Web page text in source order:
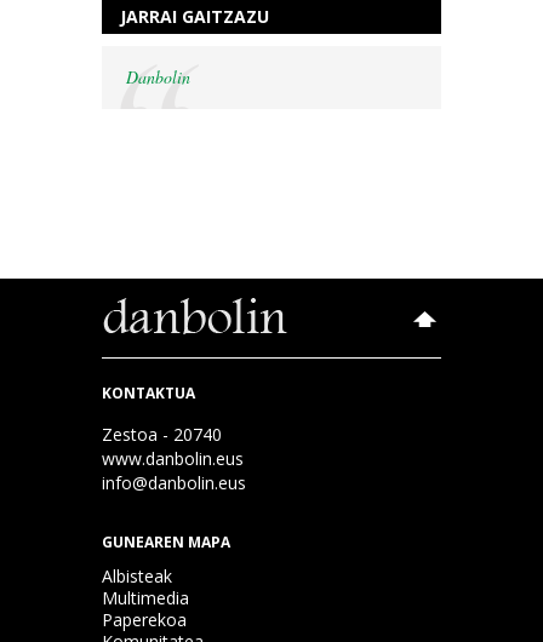
JARRAI GAITZAZU
Danbolin
KONTAKTUA
Zestoa - 20740
www.danbolin.eus
info@danbolin.eus
GUNEAREN MAPA
Albisteak
Multimedia
Paperekoa